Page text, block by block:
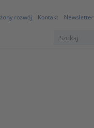
rozwój Kontakt Newsletter